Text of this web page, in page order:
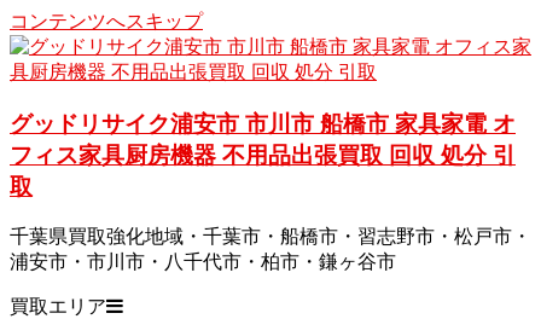
コンテンツへスキップ
グッドリサイク浦安市 市川市 船橋市 家具家電 オ
フィス家具厨房機器 不用品出張買取 回収 処分 引
取
千葉県買取強化地域・千葉市・船橋市・習志野市・松戸市・
浦安市・市川市・八千代市・柏市・鎌ヶ谷市
買取エリア